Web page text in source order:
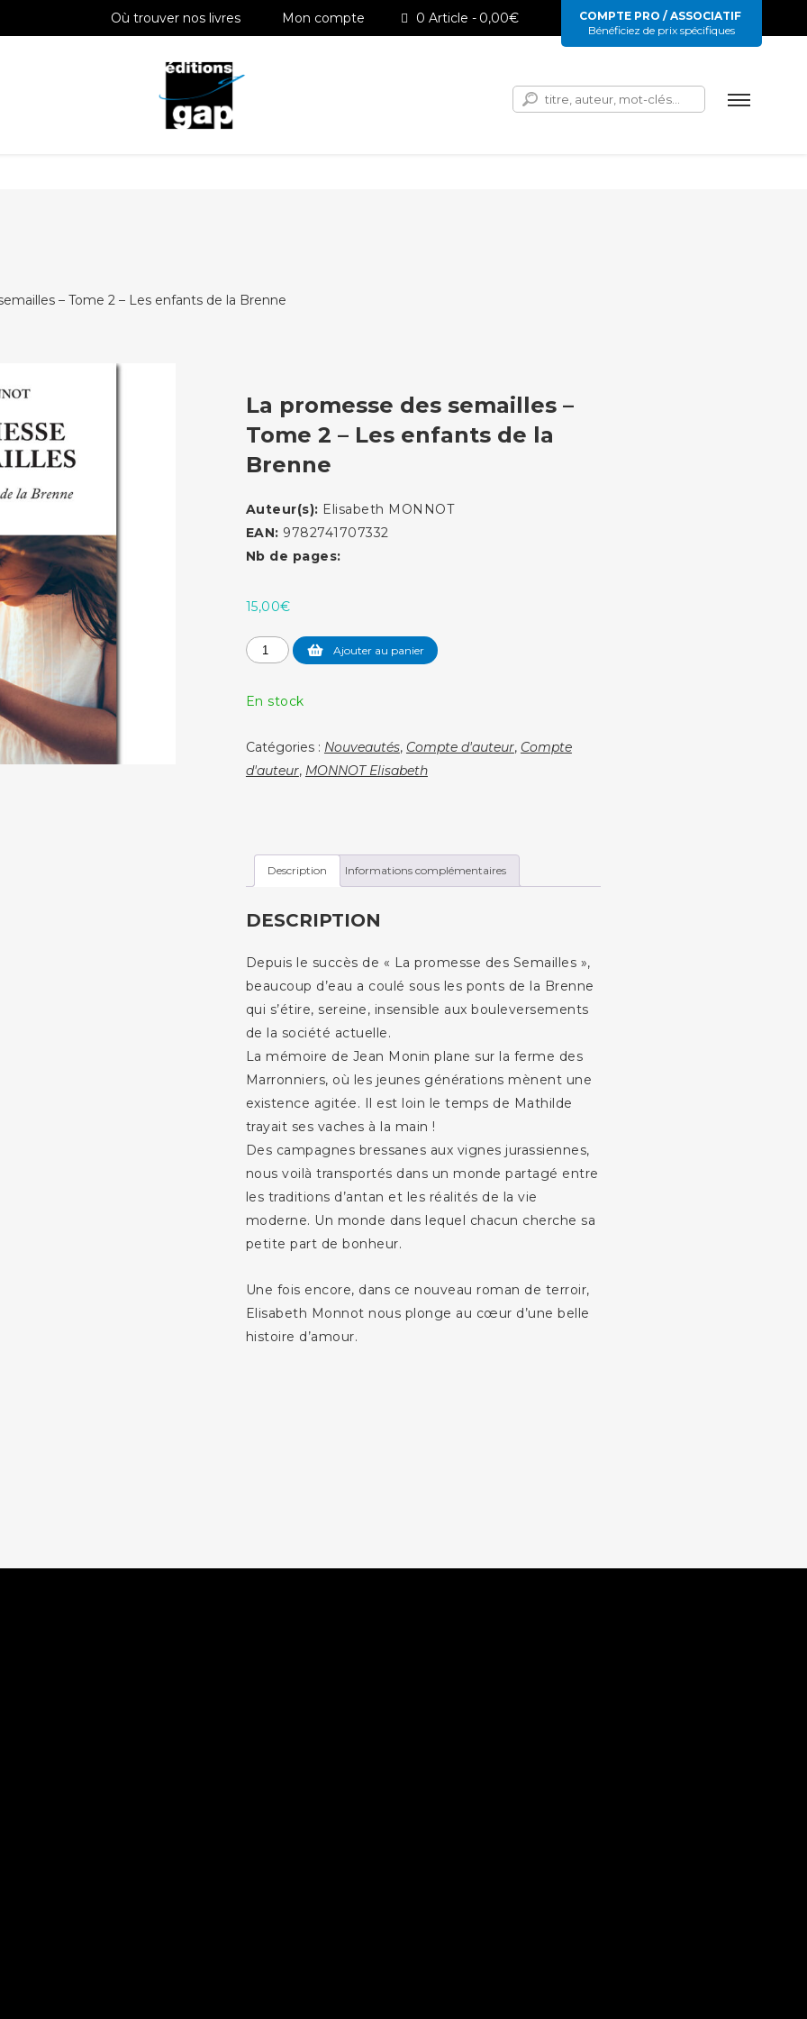
Où trouver nos livres Mon compte 0 Article 0,00€
COMPTE PRO / ASSOCIATIF
Bénéficiez de prix spécifiques
Rechercher :
– Tome 2 – Les enfants de la Brenne
La promesse des semailles –
Tome 2 – Les enfants de la
Brenne
Auteur(s): Elisabeth MONNOT
EAN: 9782741707332
Nb de pages:
15,00€
quantité
La
des
semailles
Les
de
Brenne
Ajouter au panier
En stock
Catégories : Nouveautés, Compte d'auteur, Compte
d'auteur, MONNOT Elisabeth
Description Informations complémentaires
DESCRIPTION
Depuis le succès de « La promesse des Semailles »,
beaucoup d’eau a coulé sous les ponts de la Brenne
qui s’étire, sereine, insensible aux bouleversements
de la société actuelle.
La mémoire de Jean Monin plane sur la ferme des
Marronniers, où les jeunes générations mènent une
existence agitée. Il est loin le temps de Mathilde
trayait ses vaches à la main !
Des campagnes bressanes aux vignes jurassiennes,
nous voilà transportés dans un monde partagé entre
les traditions d’antan et les réalités de la vie
moderne. Un monde dans lequel chacun cherche sa
petite part de bonheur.
Une fois encore, dans ce nouveau roman de terroir,
Elisabeth Monnot nous plonge au cœur d’une belle
histoire d’amour.